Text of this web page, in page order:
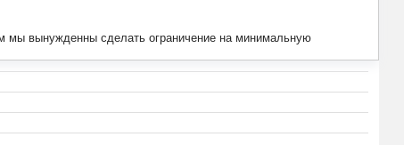
мы вынужденны сделать ограничение на минимальную